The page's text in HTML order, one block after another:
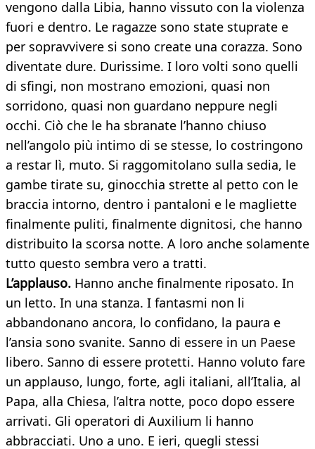
vengono dalla Libia, hanno vissuto con la violenza
fuori e dentro. Le ragazze sono state stuprate e
per sopravvivere si sono create una corazza. Sono
diventate dure. Durissime. I loro volti sono quelli
di sfingi, non mostrano emozioni, quasi non
sorridono, quasi non guardano neppure negli
occhi. Ciò che le ha sbranate l’hanno chiuso
nell’angolo più intimo di se stesse, lo costringono
a restar lì, muto. Si raggomitolano sulla sedia, le
gambe tirate su, ginocchia strette al petto con le
braccia intorno, dentro i pantaloni e le magliette
finalmente puliti, finalmente dignitosi, che hanno
distribuito la scorsa notte. A loro anche solamente
tutto questo sembra vero a tratti.
L’applauso. Hanno anche finalmente riposato. In
un letto. In una stanza. I fantasmi non li
abbandonano ancora, lo confidano, la paura e
l’ansia sono svanite. Sanno di essere in un Paese
libero. Sanno di essere protetti. Hanno voluto fare
un applauso, lungo, forte, agli italiani, all’Italia, al
Papa, alla Chiesa, l’altra notte, poco dopo essere
arrivati. Gli operatori di Auxilium li hanno
abbracciati. Uno a uno. E ieri, quegli stessi